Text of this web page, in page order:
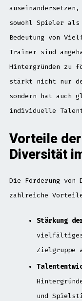
sowohl Spieler
Bedeutung von
Trainer sind
Hintergründen zu
stärkt nicht nur
sondern hat auch
individuelle Talent
Vorteile
Diversität
Die Förderung
zahlreiche
Stärkung
vielfältiges
Zielgruppe
und